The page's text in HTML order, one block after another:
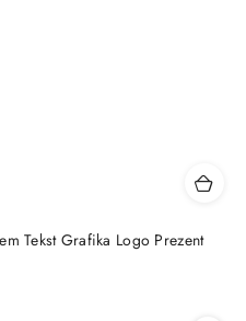
Tekst Grafika Logo Prezent